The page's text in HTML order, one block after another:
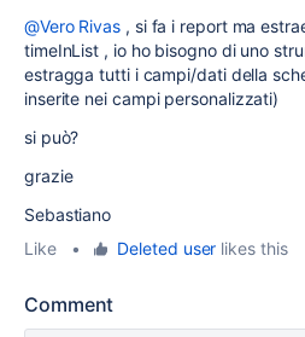
@Vero Rivas , si fa i report ma
timeInList , io ho bisogno di uno
estragga tutti i campi/dati della
inserite nei campi personalizzati)
si può?
grazie
Sebastiano
Like
• Deleted user likes this
Comment